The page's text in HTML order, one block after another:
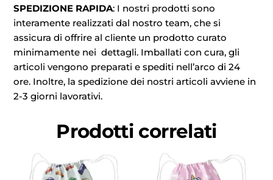
SPEDIZIONE RAPIDA: I nostri prodotti sono
interamente realizzati dal nostro team, che si
assicura di offrire al cliente un prodotto curato
minimamente nei dettagli. Imballati con cura, gli
articoli vengono preparati e spediti nell’arco di 24
ore. Inoltre, la spedizione dei nostri articoli avviene in
2-3 giorni lavorativi.
Prodotti correlati